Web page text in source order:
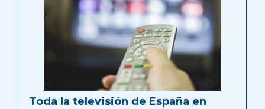
Toda la televisión de España en